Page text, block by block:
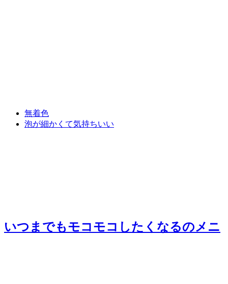
無着色
泡が細かくて気持ちいい
いつまでもモコモコしたくなるのメニ